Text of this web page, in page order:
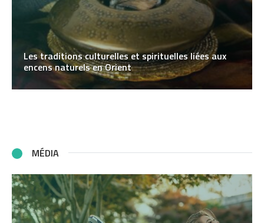
Les traditions culturelles et spirituelles liées aux
encens naturels en Orient
MÉDIA